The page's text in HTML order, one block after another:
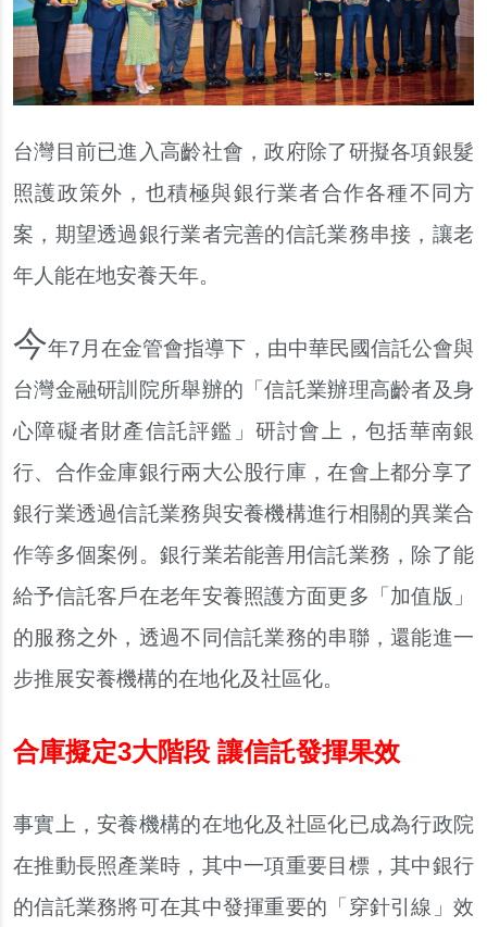
台灣目前已進入高齡社會，政府除了研擬各項銀髮
照護政策外，也積極與銀行業者合作各種不同方
案，期望透過銀行業者完善的信託業務串接，讓老
年人能在地安養天年。
今年7月在金管會指導下，由中華民國信託公會與
台灣金融研訓院所舉辦的「信託業辦理高齡者及身
心障礙者財產信託評鑑」研討會上，包括華南銀
行、合作金庫銀行兩大公股行庫，在會上都分享了
銀行業透過信託業務與安養機構進行相關的異業合
作等多個案例。銀行業若能善用信託業務，除了能
給予信託客戶在老年安養照護方面更多「加值版」
的服務之外，透過不同信託業務的串聯，還能進一
步推展安養機構的在地化及社區化。
合庫擬定3大階段 讓信託發揮果效
事實上，安養機構的在地化及社區化已成為行政院
在推動長照產業時，其中一項重要目標，其中銀行
的信託業務將可在其中發揮重要的「穿針引線」效